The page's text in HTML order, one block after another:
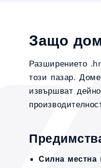
Защо
Разширението
този пазар.
извършват
Силна местна